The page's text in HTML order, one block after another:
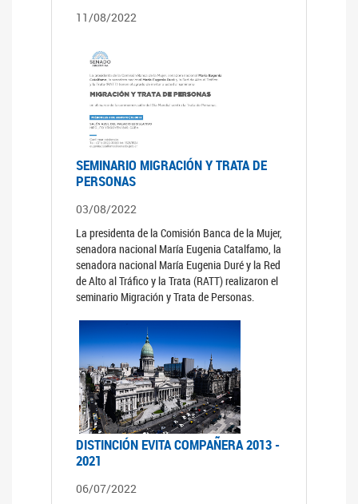
11/08/2022
SEMINARIO MIGRACIÓN Y TRATA DE
PERSONAS
03/08/2022
La presidenta de la Comisión Banca de la Mujer,
senadora nacional María Eugenia Catalfamo, la
senadora nacional María Eugenia Duré y la Red
de Alto al Tráfico y la Trata (RATT) realizaron el
seminario Migración y Trata de Personas.
DISTINCIÓN EVITA COMPAÑERA 2013 -
2021
06/07/2022